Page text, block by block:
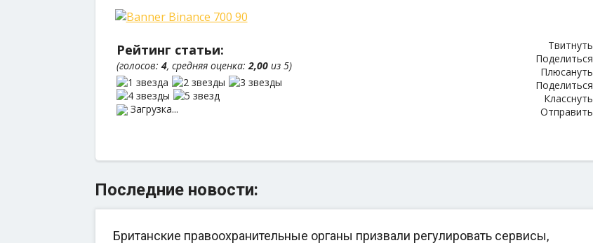
Рейтинг статьи:
(голосов: 4, средняя оценка:2,00из 5)
Загрузка...
Твитнуть
Поделиться
Плюсануть
Поделиться
Класснуть
Отправить
Последние новости:
Британские правоохранительные органы призвали регулировать сервисы,